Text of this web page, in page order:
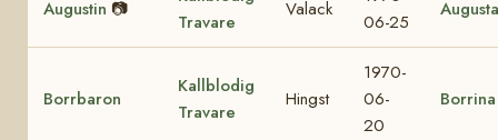
Augustin 📷
Travare
Valack
06-25
Augusta
Borrbaron
Kallblodig
Travare
Hingst
1970-
06-
20
Borrina